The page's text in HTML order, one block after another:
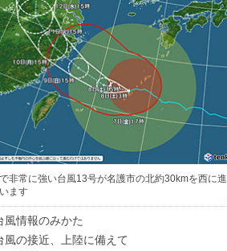
非常に強い台風13号が名護市の北約30kmを西に進
ます
風情報のみかた
風の接近、上陸に備えて